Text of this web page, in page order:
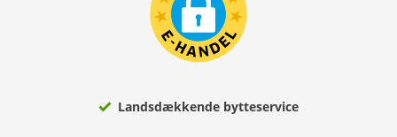
Landsdækkende bytteservice